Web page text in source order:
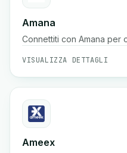
Amana
Connettiti con Amana per
VISUALIZZA DETTAGLI
Ameex